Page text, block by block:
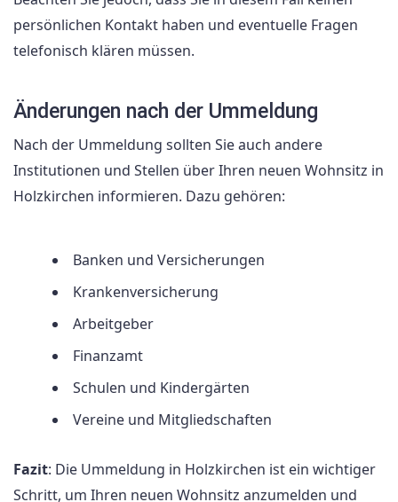
persönlichen Kontakt haben und eventuelle Fragen
telefonisch klären müssen.
Änderungen nach der Ummeldung
Nach der Ummeldung sollten Sie auch andere
Institutionen und Stellen über Ihren neuen Wohnsitz in
Holzkirchen informieren. Dazu gehören:
Banken und Versicherungen
Krankenversicherung
Arbeitgeber
Finanzamt
Schulen und Kindergärten
Vereine und Mitgliedschaften
Fazit: Die Ummeldung in Holzkirchen ist ein wichtiger
Schritt, um Ihren neuen Wohnsitz anzumelden und